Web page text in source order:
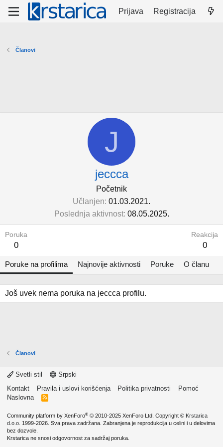
Prijava Registracija
Članovi
J
jeccca
Početnik
Učlanjen 01.03.2021.
Poslednja aktivnost 08.05.2025.
Poruka
0
Reakcija
0
Poruke na profilima Najnovije aktivnosti Poruke O članu
Još uvek nema poruka na jeccca profilu.
Članovi
Svetli stil
Srpski
Kontakt
Pravila i uslovi korišćenja Politika privatnosti
Pomoć
Naslovna
R
Community platform by XenForo® © 2010-2025 XenForo Ltd. Copyright © Krstarica
d.o.o. 1999-2026. Sva prava zadržana. Zabranjena je reprodukcija u celini i u delovima
bez dozvole.
Krstarica ne snosi odgovornost za sadržaj poruka.